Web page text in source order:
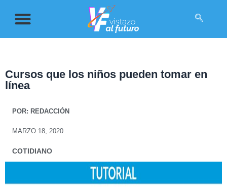
Cursos que los niños pueden tomar en
línea
POR: REDACCIÓN
MARZO 18, 2020
COTIDIANO